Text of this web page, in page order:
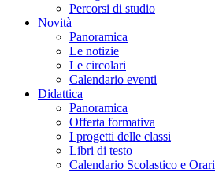
Percorsi di studio
Novità
Panoramica
Le notizie
Le circolari
Calendario eventi
Didattica
Panoramica
Offerta formativa
I progetti delle classi
Libri di testo
Calendario Scolastico e Orari